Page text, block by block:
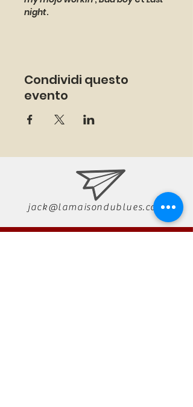
night.
Condividi questo
evento
jack@lamaisondublues.com